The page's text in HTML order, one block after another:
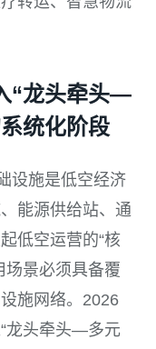
“龙头牵头—
统化阶段
设施是低空经济
能源供给站、通
低空运营的“核
场景必须具备覆
施网络。2026
龙头牵头—多元